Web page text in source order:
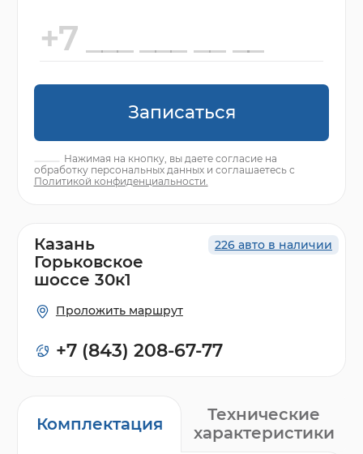
Записаться
Нажимая на кнопку, вы даете согласие на
обработку персональных данных и соглашаетесь с
Политикой конфиденциальности.
Комплектация
Технические
характеристики
226 авто в наличии
Казань
Горьковское
шоссе 30к1
Проложить маршрут
+7 (843) 208-67-77